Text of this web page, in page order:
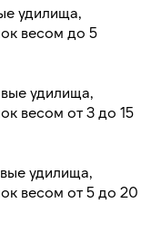
удилища,
весом до 5
удилища,
весом от 3 до 15
удилища,
весом от 5 до 20